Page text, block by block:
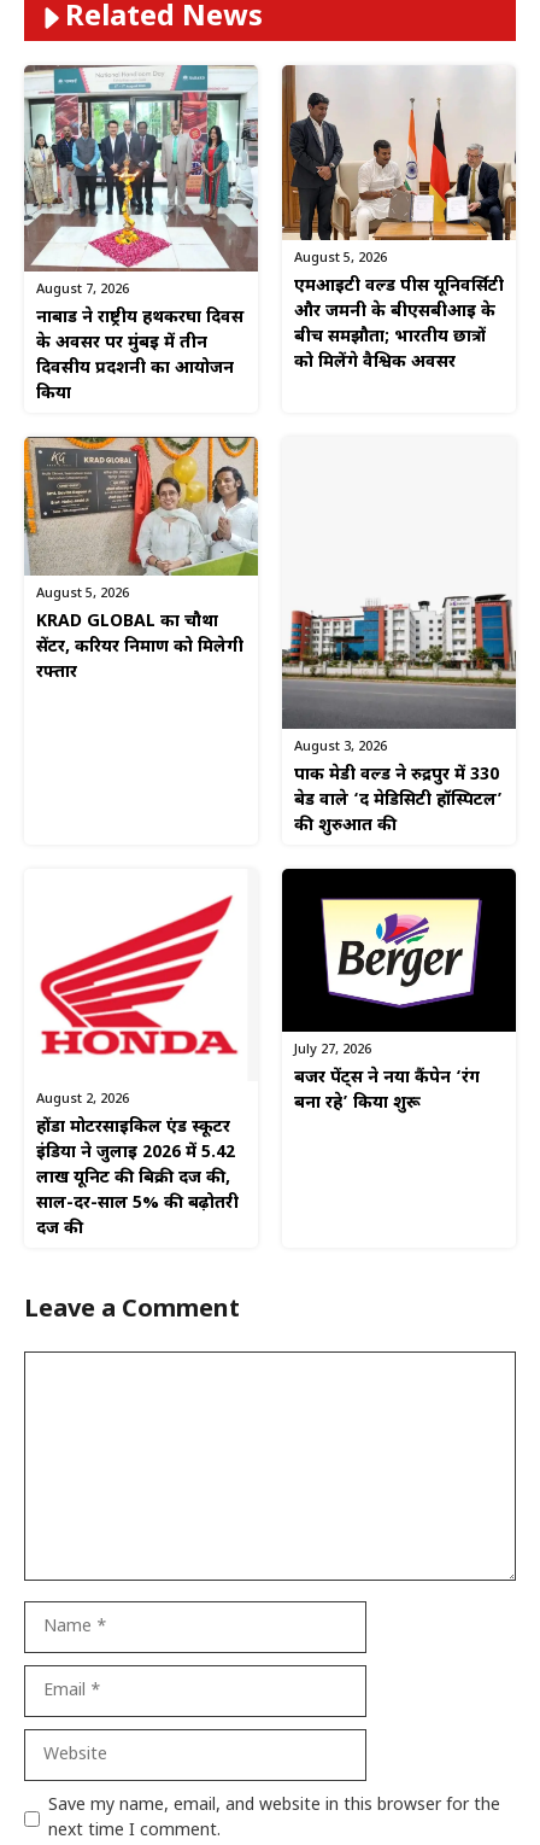
Related News
August 7, 2026
नाबार्ड ने राष्ट्रीय हथकरघा दिवस
के अवसर पर मुंबई में तीन
दिवसीय प्रदर्शनी का आयोजन
किया
August 5, 2026
एमआईटी वर्ल्ड पीस यूनिवर्सिटी
और जर्मनी के बीएसबीआई के
बीच समझौता; भारतीय छात्रों
को मिलेंगे वैश्विक अवसर
August 5, 2026
KRAD GLOBAL का चौथा
सेंटर, करियर निर्माण को मिलेगी
रफ्तार
August 3, 2026
पार्क मेडी वर्ल्ड ने रुद्रपुर में 330
बेड वाले ‘द मेडिसिटी हॉस्पिटल’
की शुरुआत की
August 2, 2026
होंडा मोटरसाइकिल एंड स्कूटर
इंडिया ने जुलाई 2026 में 5.42
लाख यूनिट की बिक्री दर्ज की,
साल-दर-साल 5% की बढ़ोतरी
दर्ज की
July 27, 2026
बर्जर पेंट्स ने नया कैंपेन ‘रंग
बना रहे’ किया शुरू
Leave a Comment
Website
Save my name, email, and website in this browser for the
next time I comment.